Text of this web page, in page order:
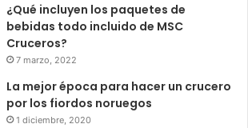
¿Qué incluyen los paquetes de
bebidas todo incluido de MSC
Cruceros?
7 marzo, 2022
La mejor época para hacer un crucero
por los fiordos noruegos
1 diciembre, 2020